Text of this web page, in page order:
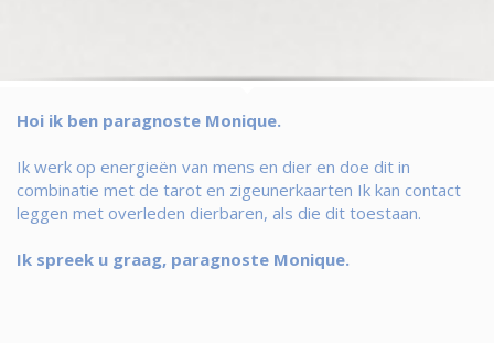
Hoi ik ben paragnoste Monique.
Ik werk op energieën van mens en dier en doe dit in
combinatie met de tarot en zigeunerkaarten Ik kan contact
leggen met overleden dierbaren, als die dit toestaan.
Ik spreek u graag, paragnoste Monique.